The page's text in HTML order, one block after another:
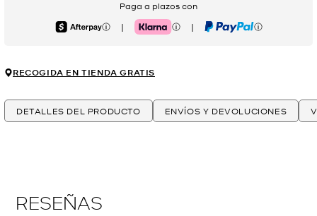
Paga a plazos con
Afterpay | Klarna | PayPal
RECOGIDA EN TIENDA GRATIS
DETALLES DEL PRODUCTO ENVÍOS Y DEVOLUCIONES